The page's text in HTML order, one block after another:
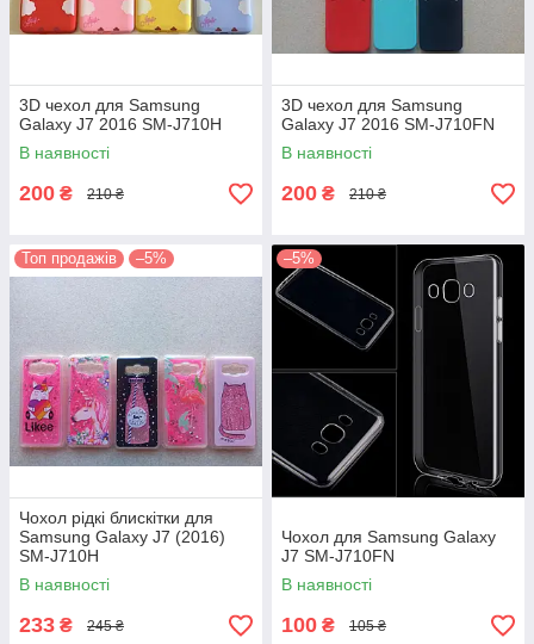
3D чехол для Samsung
Galaxy J7 2016 SM-J710H
В наявності
200 ₴ 210 ₴
3D чехол для Samsung
Galaxy J7 2016 SM-J710FN
В наявності
200 ₴ 210 ₴
Топ продажів –5%
Чохол рідкі блискітки для
Samsung Galaxy J7 (2016)
SM-J710H
В наявності
233 ₴ 245 ₴
–5%
Чохол для Samsung Galaxy
J7 SM-J710FN
В наявності
100 ₴ 105 ₴